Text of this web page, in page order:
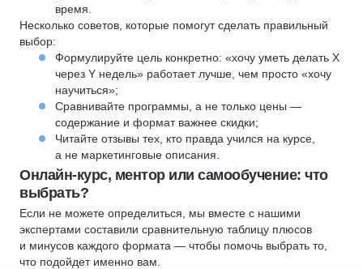
время.
Несколько советов, которые помогут сделать правильный
выбор:
Формулируйте цель конкретно: «хочу уметь делать X
через Y недель» работает лучше, чем просто «хочу
научиться»;
Сравнивайте программы, а не только цены —
содержание и формат важнее скидки;
Читайте отзывы тех, кто правда учился на курсе,
а не маркетинговые описания.
Онлайн-курс, ментор или самообучение: что
выбрать?
Если не можете определиться, мы вместе с нашими
экспертами составили сравнительную таблицу плюсов
и минусов каждого формата — чтобы помочь выбрать то,
что подойдет именно вам.